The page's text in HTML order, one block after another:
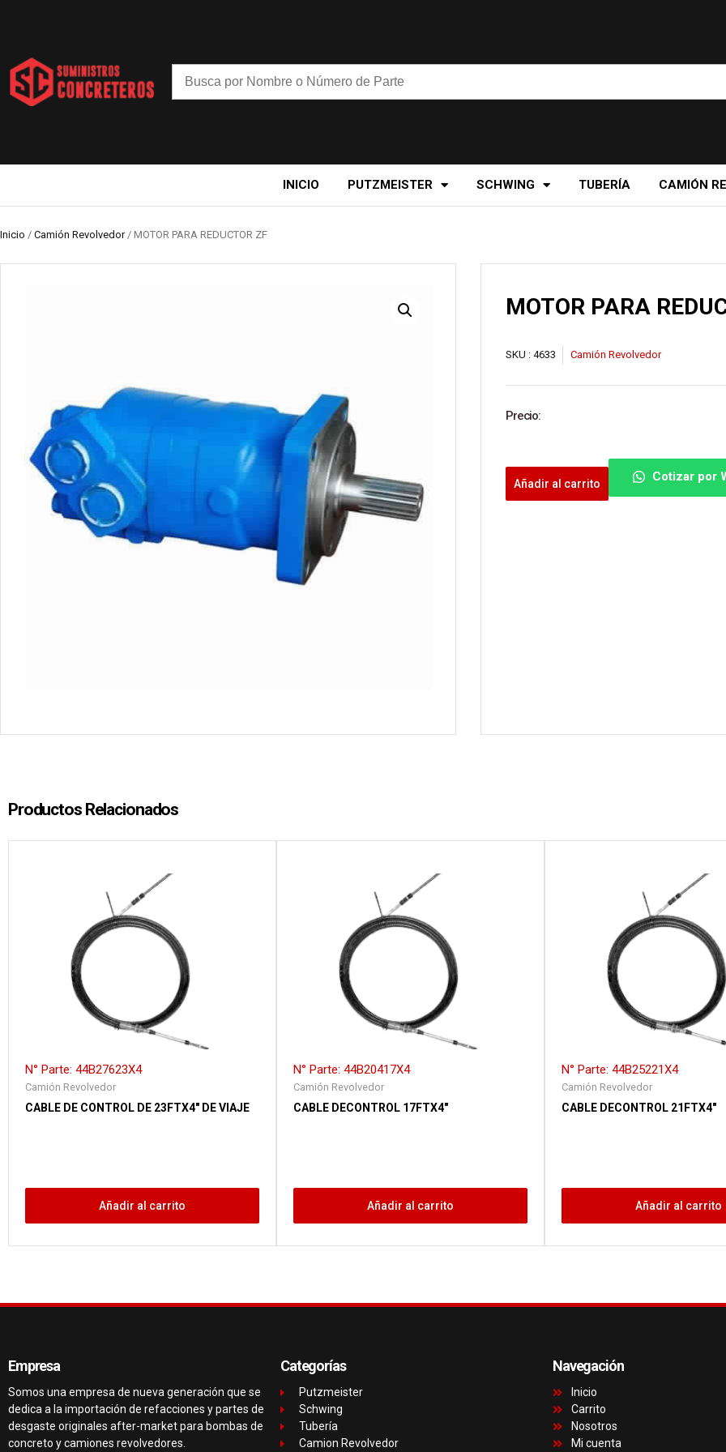
INICIO PUTZMEISTER SCHWING TUBERÍA CAMIÓN
Inicio / Camión Revolvedor/ MOTOR PARA REDUCTOR ZF
MOTOR PARA
SKU : 4633 Camión Revolvedor
Precio:
Añadir al carrito Cotizar por
Productos Relacionados
N° Parte: 44B27623X4
Camión Revolvedor
CABLE DE CONTROL DE 23FTX4″ DE VIAJE
Añadir al carrito
N° Parte: 44B20417X4
Camión Revolvedor
CABLE DECONTROL 17FTX4″
Añadir al carrito
N° Parte: 44B25221X4
Camión Revolvedor
CABLE DECONTROL 21FTX4″
Añadir al carrito
Empresa
Somos una empresa de nueva generación que se
dedica a la importación de refacciones y partes de
desgaste originales after-market para bombas de
concreto y camiones revolvedores.
Categorías
Putzmeister
Schwing
Tubería
Camion Revolvedor
Navegación
Inicio
Carrito
Nosotros
Mi cuenta